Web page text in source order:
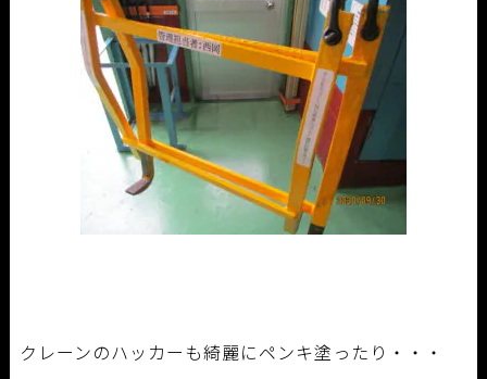
クレーンのハッカーも綺麗にペンキ塗ったり・・・